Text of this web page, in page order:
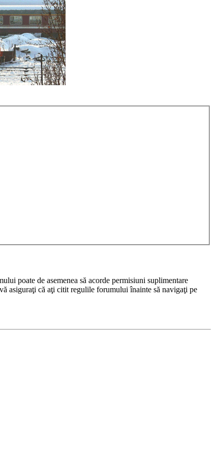
poate de asemenea să acorde permisiuni suplimentare
asiguraţi că aţi citit regulile forumului înainte să navigaţi pe